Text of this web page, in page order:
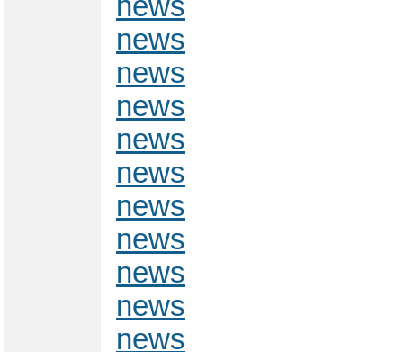
news
news
news
news
news
news
news
news
news
news